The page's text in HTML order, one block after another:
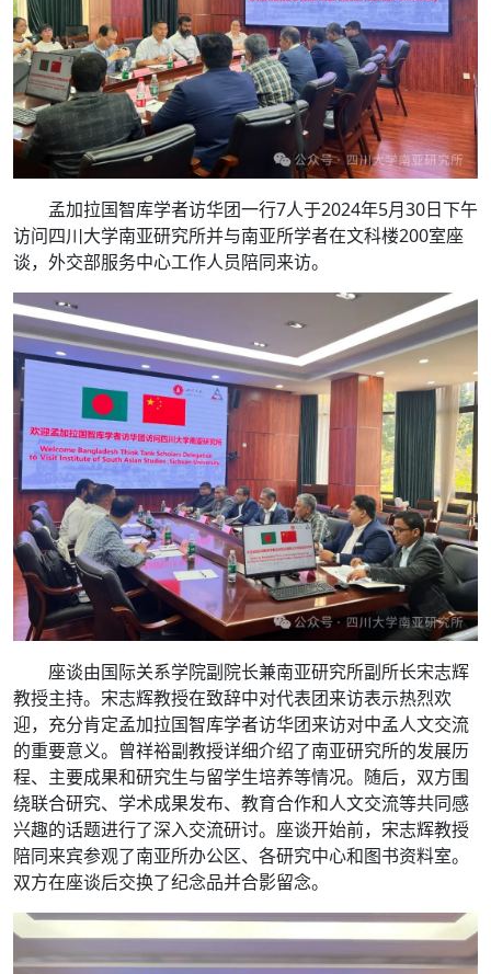
孟加拉国智库学者访华团一行7人于2024年5月30日下午
访问四川大学南亚研究所并与南亚所学者在文科楼200室座
谈，外交部服务中心工作人员陪同来访。
座谈由国际关系学院副院长兼南亚研究所副所长宋志辉
教授主持。宋志辉教授在致辞中对代表团来访表示热烈欢
迎，充分肯定孟加拉国智库学者访华团来访对中孟人文交流
的重要意义。曾祥裕副教授详细介绍了南亚研究所的发展历
程、主要成果和研究生与留学生培养等情况。随后，双方围
绕联合研究、学术成果发布、教育合作和人文交流等共同感
兴趣的话题进行了深入交流研讨。座谈开始前，宋志辉教授
陪同来宾参观了南亚所办公区、各研究中心和图书资料室。
双方在座谈后交换了纪念品并合影留念。